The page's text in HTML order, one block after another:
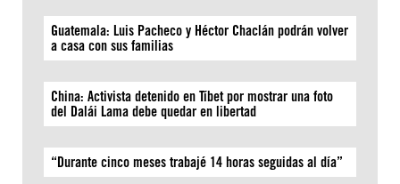
Guatemala: Luis Pacheco y Héctor Chaclán podrán volver
a casa con sus familias
China: Activista detenido en Tíbet por mostrar una foto
del Dalái Lama debe quedar en libertad
“Durante cinco meses trabajé 14 horas seguidas al día”